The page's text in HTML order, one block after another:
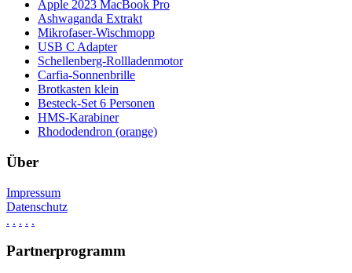
Apple 2023 MacBook Pro
Ashwaganda Extrakt
Mikrofaser-Wischmopp
USB C Adapter
Schellenberg-Rollladenmotor
Carfia-Sonnenbrille
Brotkasten klein
Besteck-Set 6 Personen
HMS-Karabiner
Rhododendron (orange)
Über
Impressum
Datenschutz
. . . . .
Partnerprogramm